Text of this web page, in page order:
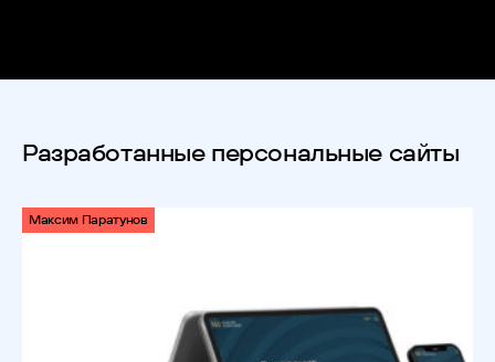
Разработанные персональные сайты
Максим Паратунов